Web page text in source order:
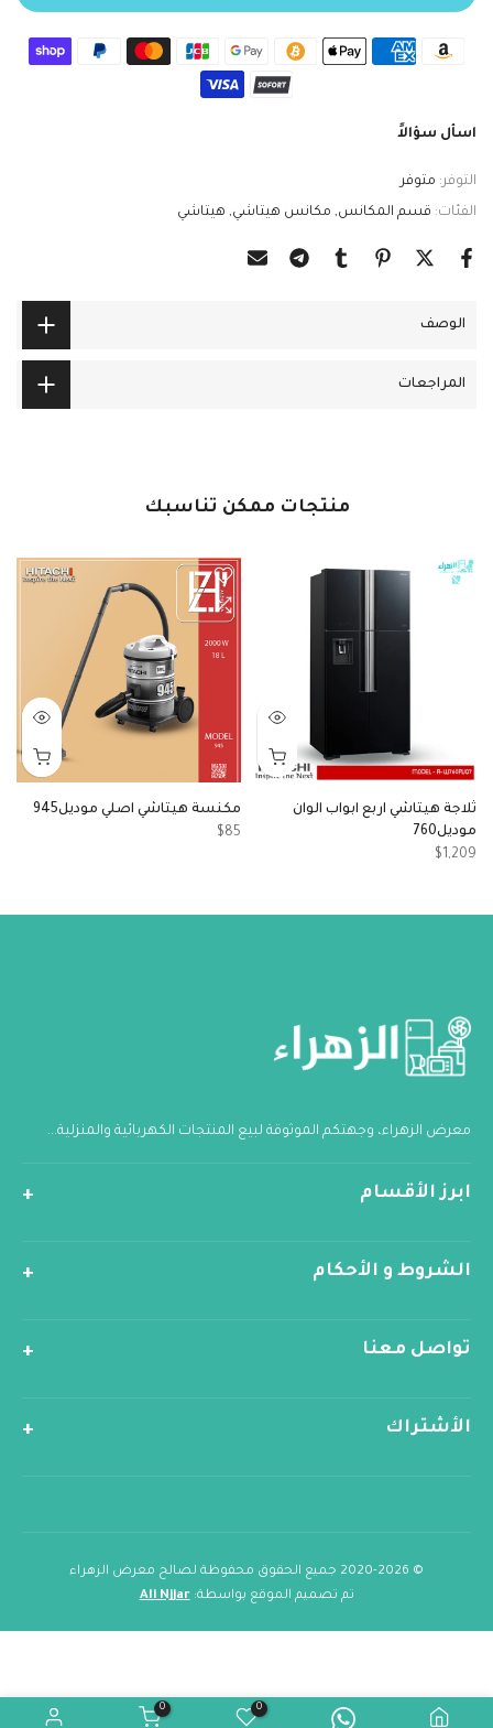
اسأل سؤالاً
التوفر: متوفر
الفئات: قسم المكانس مكانس هيتاشي هيتاشي
الوصف
المراجعات
منتجات ممكن تناسبك
ثلاجة هيتاشي اربع ابواب الوان
موديل760
$1,209
مكنسة هيتاشي اصلي موديل945
$85
معرض الزهراء، وجهتكم الموثوقة لبيع المنتجات الكهربائية والمنزلية...
ابرز الأقسام
الشروط و الأحكام
تواصل معنا
الأشتراك
© 2020-2026 جميع الحقوق محفوظة لصالح معرض الزهراء
تم تصميم الموقع بواسطة:Ali Njjar
0
0